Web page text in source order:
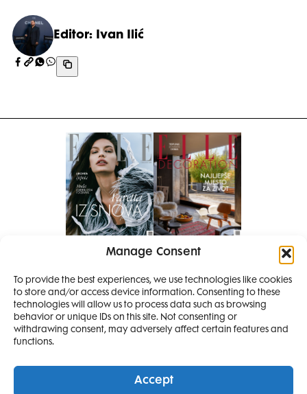
Manage Consent
To provide the best experiences, we use technologies like cookies
to store and/or access device information. Consenting to these
technologies will allow us to process data such as browsing
behavior or unique IDs on this site. Not consenting or
withdrawing consent, may adversely affect certain features and
functions.
Accept
Editor: Ivan Ilić
Pretplati se na časopis
PRETPLATITE SE
SMANJI
4 IZDANJA
I 2 IZDANJA ELLE
DECORATIONA +